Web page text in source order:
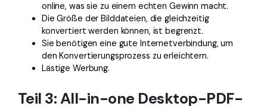
online, was sie zu einem echten Gewinn macht.
Die Größe der Bilddateien, die gleichzeitig
konvertiert werden können, ist begrenzt.
Sie benötigen eine gute Internetverbindung, um
den Konvertierungsprozess zu erleichtern.
Lästige Werbung.
Teil 3: All-in-one Desktop-PDF-